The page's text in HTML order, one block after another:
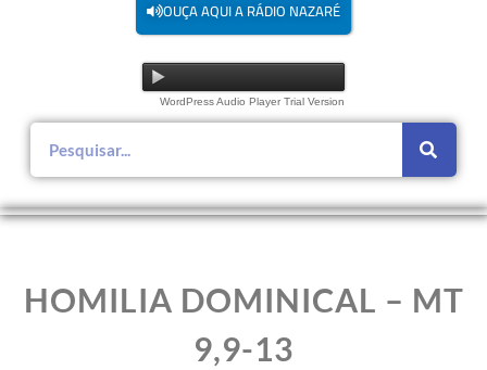
OUÇA AQUI A RÁDIO NAZARÉ
WordPress Audio Player Trial Version
HOMILIA DOMINICAL – MT
9,9-13